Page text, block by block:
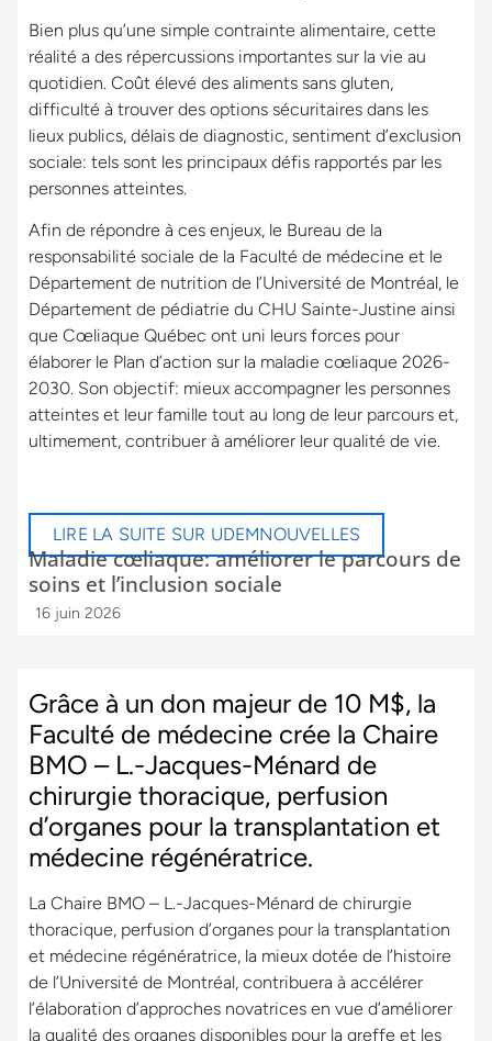
Bien plus qu’une simple contrainte alimentaire, cette
réalité a des répercussions importantes sur la vie au
quotidien. Coût élevé des aliments sans gluten,
difficulté à trouver des options sécuritaires dans les
lieux publics, délais de diagnostic, sentiment d’exclusion
sociale: tels sont les principaux défis rapportés par les
personnes atteintes.
Afin de répondre à ces enjeux, le Bureau de la
responsabilité sociale de la Faculté de médecine et le
Département de nutrition de l’Université de Montréal, le
Département de pédiatrie du CHU Sainte-Justine ainsi
que Cœliaque Québec ont uni leurs forces pour
élaborer le Plan d’action sur la maladie cœliaque 2026-
2030. Son objectif: mieux accompagner les personnes
atteintes et leur famille tout au long de leur parcours et,
ultimement, contribuer à améliorer leur qualité de vie.
LIRE LA SUITE SUR UDEMNOUVELLES
Maladie cœliaque: améliorer le parcours de
soins et l’inclusion sociale
16 juin 2026
Grâce à un don majeur de 10 M$, la
Faculté de médecine crée la Chaire
BMO – L.-Jacques-Ménard de
chirurgie thoracique, perfusion
d’organes pour la transplantation et
médecine régénératrice.
La Chaire BMO – L.-Jacques-Ménard de chirurgie
thoracique, perfusion d’organes pour la transplantation
et médecine régénératrice, la mieux dotée de l’histoire
de l’Université de Montréal, contribuera à accélérer
l’élaboration d’approches novatrices en vue d’améliorer
la qualité des organes disponibles pour la greffe et les